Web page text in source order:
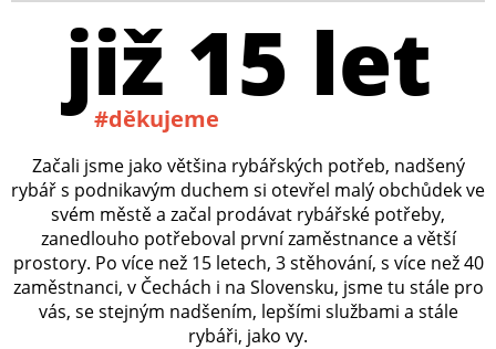
již 15 let
#děkujeme
Začali jsme jako většina rybářských potřeb, nadšený
rybář s podnikavým duchem si otevřel malý obchůdek ve
svém městě a začal prodávat rybářské potřeby,
zanedlouho potřeboval první zaměstnance a větší
prostory. Po více než 15 letech, 3 stěhování, s více než 40
zaměstnanci, v Čechách i na Slovensku, jsme tu stále pro
vás, se stejným nadšením, lepšími službami a stále
rybáři, jako vy.